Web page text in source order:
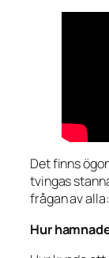
Det finns
tvingas
frågan av alla:
Hur